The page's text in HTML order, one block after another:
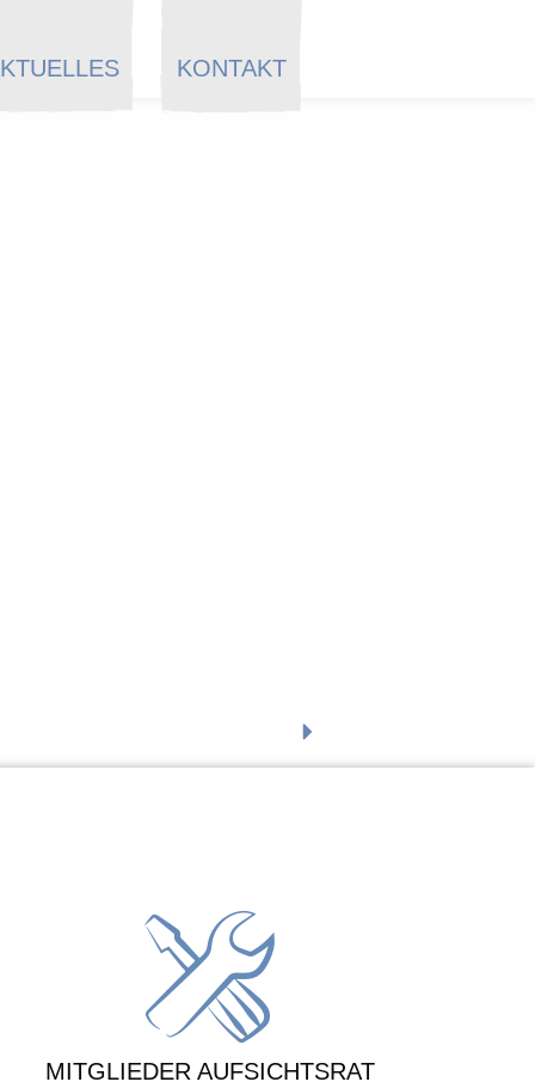
KONTAKT
MITGLIEDER AUFSICHTSRAT